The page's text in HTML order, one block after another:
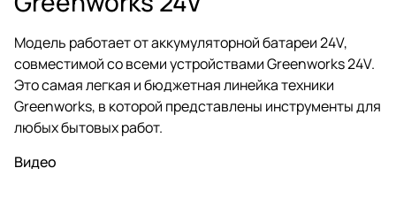
Модель работает от аккумуляторной батареи 24V,
совместимой со всеми устройствами Greenworks 24V.
Это самая легкая и бюджетная линейка техники
Greenworks, в которой представлены инструменты для
любых бытовых работ.
Видео